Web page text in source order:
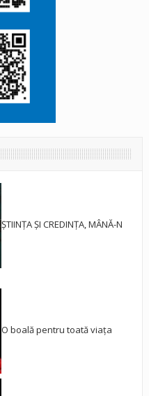
ȘTIINȚA ȘI CREDINȚA, MÂNĂ-N
O boală pentru toată viața